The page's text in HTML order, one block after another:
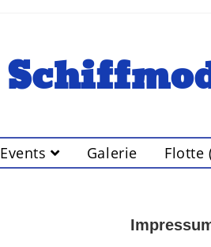
Events Galerie Flotte